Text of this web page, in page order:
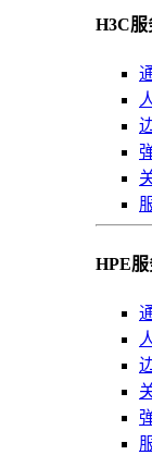
H3C服
HPE